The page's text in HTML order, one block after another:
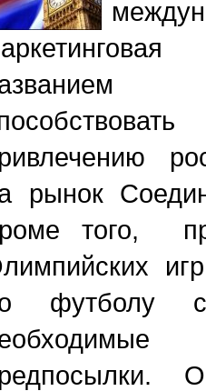
рынок
того,
футболу